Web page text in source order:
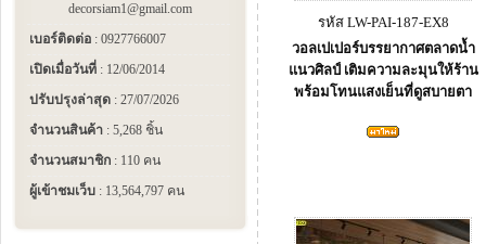
decorsiam1@gmail.com
เบอร์ติดต่อ : 0927766007
เปิดเมื่อวันที่ : 12/06/2014
ปรับปรุงล่าสุด : 27/07/2026
จำนวนสินค้า : 5,268 ชิ้น
จำนวนสมาชิก : 110 คน
ผู้เข้าชมเว็บ : 13,564,797 คน
รหัส LW-PAI-187-EX8
วอลเปเปอร์บรรยากาศตลาดน้ำ
แนวศิลป์ เติมความละมุนให้ร้าน
พร้อมโทนแสงเย็นที่ดูสบายตา